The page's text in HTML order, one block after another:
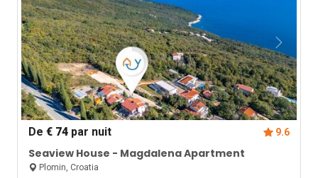
De€ 74 par nuit 9.6
Seaview House - Magdalena Apartment
Plomin, Croatia